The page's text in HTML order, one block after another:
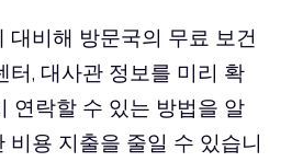
대비해 방문국의 무료 보건
터, 대사관 정보를 미리 확
연락할 수 있는 방법을 알
비용 지출을 줄일 수 있습니